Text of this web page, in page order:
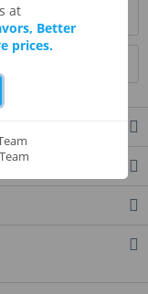
at
Better
prices.